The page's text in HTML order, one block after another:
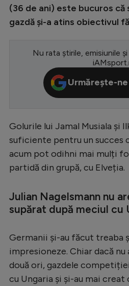
Europa League
CM 2026
Premier League
LaLiga
Bundesliga
Ligue 1
Campionate
EURO 2024
Clasamente
(36 de ani) este bucuros
gazdă și-a atins obiectivul
Nu rata știrile, emisiunile
Urmărește-
Golurile lui Jamal Musiala și
suficiente pentru un succes
acum pot odihni mai mulți
partidă din grupă, cu Elveția.
Julian Nagelsmann nu
supărat după meciul cu
Germanii și-au făcut treaba
impresioneze. Chiar dacă
două ori, gazdele
cu Ungaria și și-au mai creat